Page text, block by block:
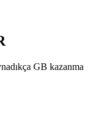
GB kazanma